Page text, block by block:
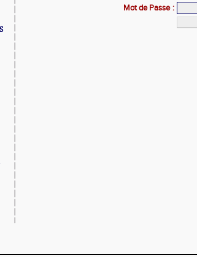
Mot de Passe :